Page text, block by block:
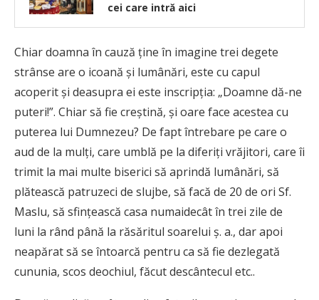
cei care intră aici
Chiar doamna în cauză ţine în imagine trei degete
strânse are o icoană şi lumânări, este cu capul
acoperit şi deasupra ei este inscripţia: „Doamne dă-ne
puteri!”. Chiar să fie creştină, şi oare face acestea cu
puterea lui Dumnezeu? De fapt întrebare pe care o
aud de la mulţi, care umblă pe la diferiţi vrăjitori, care îi
trimit la mai multe biserici să aprindă lumânări, să
plătească patruzeci de slujbe, să facă de 20 de ori Sf.
Maslu, să sfinţească casa numaidecât în trei zile de
luni la rând până la răsăritul soarelui ş. a., dar apoi
neapărat să se întoarcă pentru ca să fie dezlegată
cununia, scos deochiul, făcut descântecul etc..